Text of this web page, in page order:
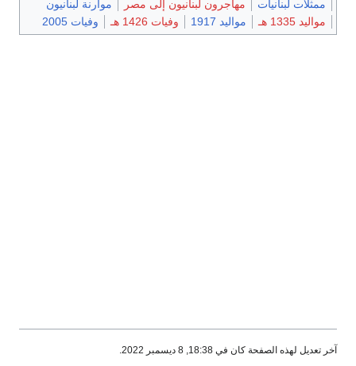
ممثلات لبنانيات
مهاجرون لبنانيون إلى مصر
موارنة لبنانيون
مواليد 1335 هـ
مواليد 1917 وفيات 1426 هـ وفيات 2005
آخر تعديل لهذه الصفحة كان في 18:38, 8 ديسمبر 2022.